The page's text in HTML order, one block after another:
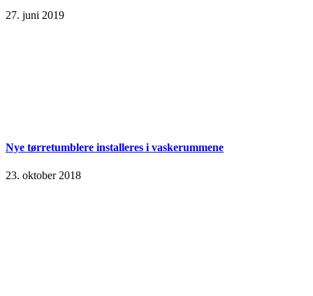
27. juni 2019
Nye tørretumblere installeres i vaskerummene
23. oktober 2018